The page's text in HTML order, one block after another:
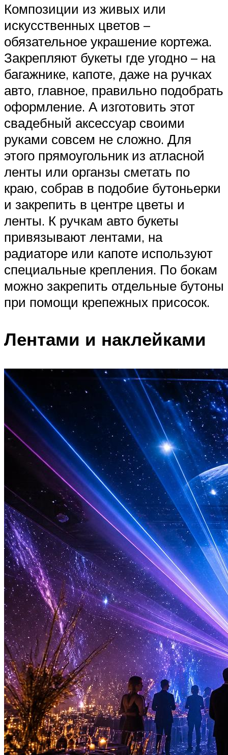
Композиции из живых или
искусственных цветов –
обязательное украшение кортежа.
Закрепляют букеты где угодно – на
багажнике, капоте, даже на ручках
авто, главное, правильно подобрать
оформление. А изготовить этот
свадебный аксессуар своими
руками совсем не сложно. Для
этого прямоугольник из атласной
ленты или органзы сметать по
краю, собрав в подобие бутоньерки
и закрепить в центре цветы и
ленты. К ручкам авто букеты
привязывают лентами, на
радиаторе или капоте используют
специальные крепления. По бокам
можно закрепить отдельные бутоны
при помощи крепежных присосок.
Лентами и наклейками